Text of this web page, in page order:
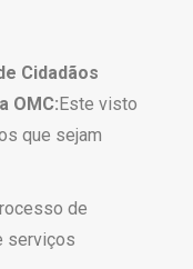
Cidadãos
OMC:Este visto
que sejam
de
serviços